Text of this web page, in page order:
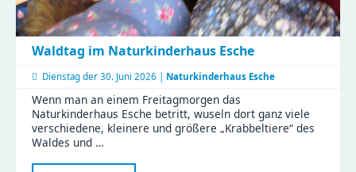
Waldtag im Naturkinderhaus Esche
Dienstag der 30. Juni 2026 | Naturkinderhaus Esche
Wenn man an einem Freitagmorgen das
Naturkinderhaus Esche betritt, wuseln dort ganz viele
verschiedene, kleinere und größere „Krabbeltiere“ des
Waldes und …